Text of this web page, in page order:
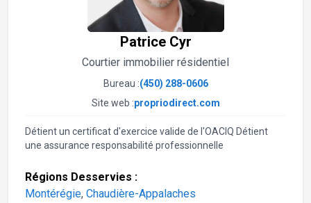
Patrice Cyr
Courtier immobilier résidentiel
Bureau :(450) 288-0606
Site web :propriodirect.com
Détient un certificat d'exercice valide de l'OACIQ Détient
une assurance responsabilité professionnelle
Régions Desservies :
Montérégie, Chaudière-Appalaches